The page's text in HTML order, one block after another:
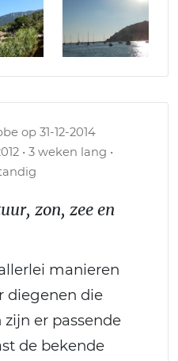
op 31-12-2014
• 3 weken lang •
zon, zee en
manieren
diegenen die
er passende
de bekende